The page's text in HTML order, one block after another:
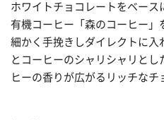
ホワイトチョコレートをベース
有機コーヒー「森のコーヒー」
細かく手挽きしダイレクトに入
とコーヒーのシャリシャリと
ヒーの香りが広がるリッチなチ